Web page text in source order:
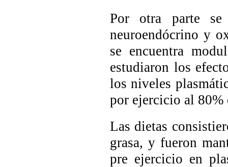
Por otra parte
neuroendócrino y
se encuentra
estudiaron los
los niveles
por ejercicio al
Las dietas
grasa, y fueron
pre ejercicio en